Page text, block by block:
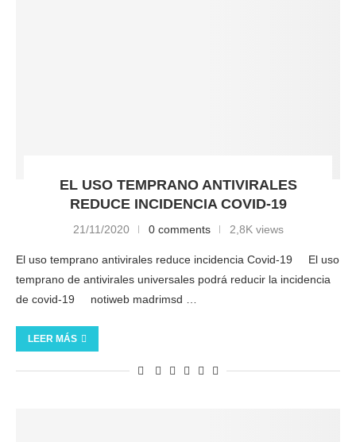
EL USO TEMPRANO ANTIVIRALES
REDUCE INCIDENCIA COVID-19
21/11/2020 0 comments 2,8K views
El uso temprano antivirales reduce incidencia Covid-19 El uso
temprano de antivirales universales podrá reducir la incidencia
de covid-19 notiweb madrimsd …
LEER MÁS